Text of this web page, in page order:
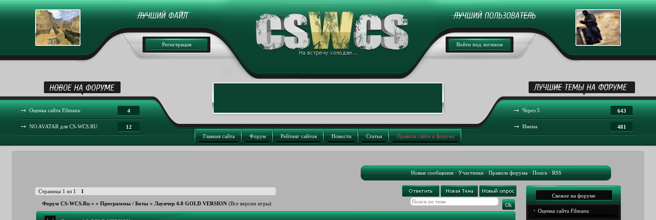
Регистрация Войти под логином
4
Оценка сайта Filmanu
12
NO AVATAR для CS-WCS.RU
643
Через 5
481
Имена
Главная сайта
Форум Рейтинг сайтов Новости Статьи Правила сайта и форума
Новые сообщения·Участники·Правила форума·Поиск·RSS
Страница 1 из 1 1
Форум CS-WCS.Ru » » Программы / Боты » Лаунчер 4.0 GOLD VERSION (Все версии игры)
Свежее на форуме
Оценка сайта Filmanu